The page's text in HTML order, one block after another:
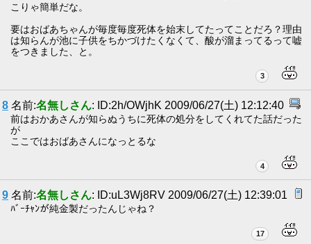
こりゃ簡単だな。
要はおばあちゃんが毎度毎度死体を始末してたってことだろ？理由
は知らんが池に子供をちかづけたくなくて、酸が溜まってるって嘘
をつきました、と。
3
8 名前:名無しさん: ID:2h/OWjhK 2009/06/27(土) 12:12:40
前はおかあさんが知らぬうちに死体の処分をしてくれてた話だった
が
ここではおばあさんになっとるな
4
9 名前:名無しさん: ID:uL3Wj8RV 2009/06/27(土) 12:39:01
ﾊﾞｰﾁｬﾝが純金製だったんじゃね？
17